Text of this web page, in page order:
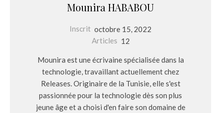
Mounira HABABOU
Inscrit octobre 15, 2022
Articles 12
Mounira est une écrivaine spécialisée dans la
technologie, travaillant actuellement chez
Releases. Originaire de la Tunisie, elle s'est
passionnée pour la technologie dès son plus
jeune âge et a choisi d'en faire son domaine de